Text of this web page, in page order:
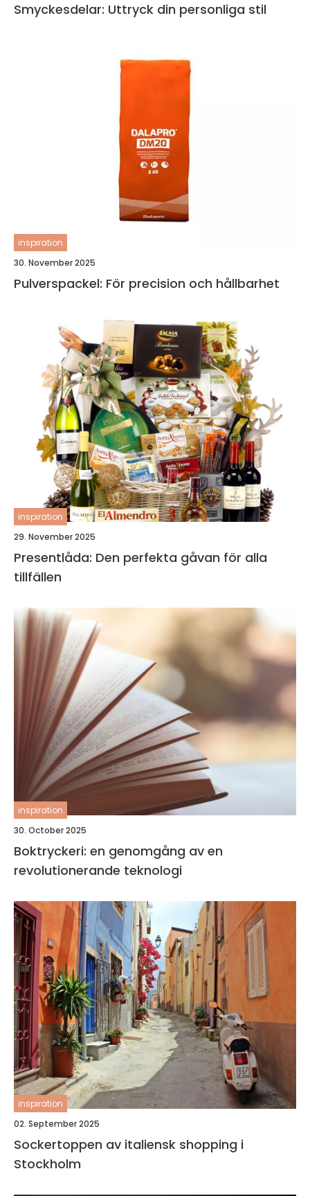
Smyckesdelar: Uttryck din personliga stil
inspiration
30. November 2025
Pulverspackel: För precision och hållbarhet
inspiration
29. November 2025
Presentlåda: Den perfekta gåvan för alla
tillfällen
inspiration
30. October 2025
Boktryckeri: en genomgång av en
revolutionerande teknologi
inspiration
02. September 2025
Sockertoppen av italiensk shopping i
Stockholm